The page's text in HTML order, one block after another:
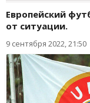
Европейский
от ситуации.
9 сентября 2022, 21:50